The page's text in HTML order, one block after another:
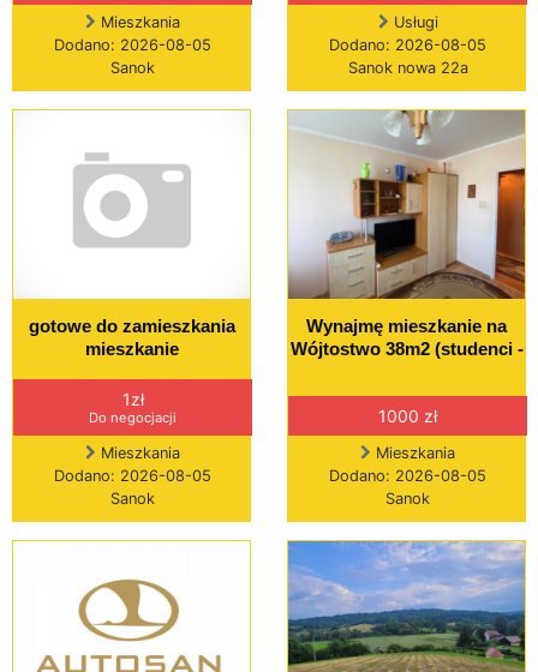
Mieszkania
Dodano: 2026-08-05
Sanok
Usługi
Dodano: 2026-08-05
Sanok nowa 22a
gotowe do zamieszkania
mieszkanie
1zł
Do negocjacji
Mieszkania
Dodano: 2026-08-05
Sanok
Wynajmę mieszkanie na
Wójtostwo 38m2 (studenci -
1000 zł
Mieszkania
Dodano: 2026-08-05
Sanok